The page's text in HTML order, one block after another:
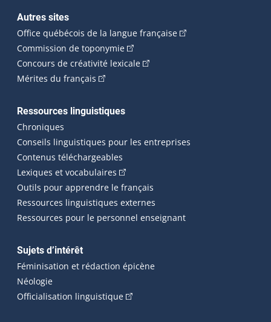
Autres sites
Office québécois de la langue française(Cet hyperlien
Commission de toponymie(Cet hyperlien externe s'ouvrira
Concours de créativité lexicale(Cet hyperlien externe
Mérites du français (Cet hyperlien externe s'ouvrira dans une
Ressources linguistiques
Chroniques
Conseils linguistiques pour les entreprises
Contenus téléchargeables
Lexiques et vocabulaires (Cet hyperlien externe s'ouvrira
Outils pour apprendre le français
Ressources linguistiques externes
Ressources pour le personnel enseignant
Sujets d’intérêt
Féminisation et rédaction épicène
Néologie
Officialisation linguistique(Cet hyperlien externe s'ouvrira